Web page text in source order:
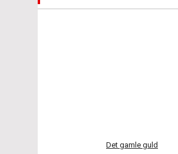
Det gamle guld